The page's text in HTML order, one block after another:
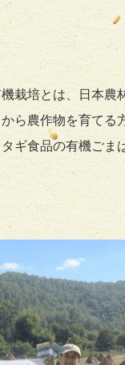
栽培とは、日本農
ら農作物を育てる
ギ食品の有機ごま